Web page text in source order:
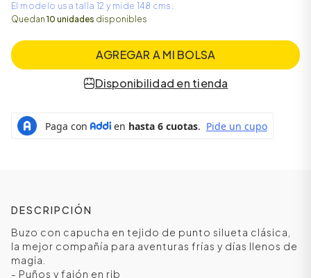
El modelo usa talla 12 y mide 148 cms.
Quedan 10 unidades disponibles
AGREGAR A MI BOLSA
Disponibilidad en tienda
DESCRIPCIÓN
Buzo con capucha en tejido de punto silueta clásica,
la mejor compañía para aventuras frías y días llenos de
magia.
- Puños y fajón en rib